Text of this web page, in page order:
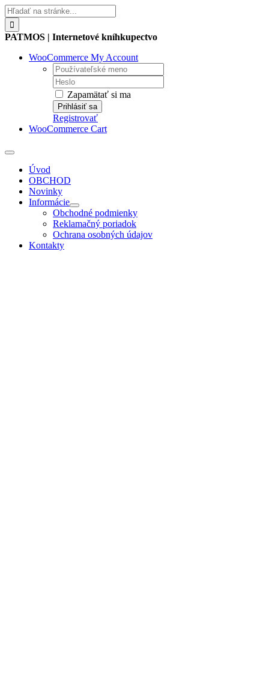
Skip
to
content
Hľadať:
PATMOS | Internetové kníhkupectvo
WooCommerce My Account
Username:
Password:
Zapamätať si ma
Registrovať
WooCommerce Cart
Toggle
Navigation
Úvod
OBCHOD
Novinky
Informácie
Obchodné podmienky
Reklamačný poriadok
Ochrana osobných údajov
Kontakty